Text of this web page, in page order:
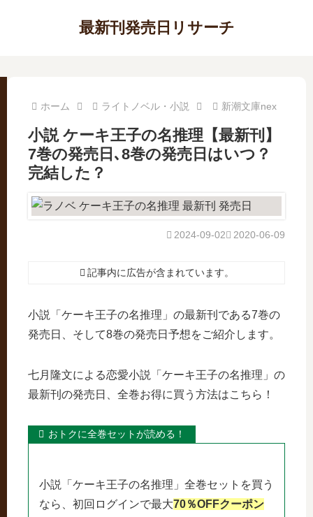
最新刊発売日リサーチ
ホーム ライトノベル・小説 新潮文庫nex
小説 ケーキ王子の名推理【最新刊】
7巻の発売日､8巻の発売日はいつ？
完結した？
2020-06-09
2024-09-02
記事内に広告が含まれています。
小説「ケーキ王子の名推理」の最新刊である7巻の
発売日、そして8巻の発売日予想をご紹介します。
七月隆文による恋愛小説「ケーキ王子の名推理」の
最新刊の発売日、全巻お得に買う方法はこちら！
おトクに全巻セットが読める！
小説「ケーキ王子の名推理」全巻セットを買う
なら、初回ログインで最大70％OFFクーポン